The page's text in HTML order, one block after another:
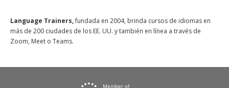
Language Trainers,fundada en 2004, brinda cursos de idiomas en
más de 200 ciudades de los EE. UU. y también en línea a través de
Zoom, Meet o Teams.